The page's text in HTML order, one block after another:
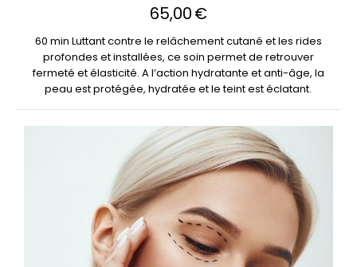
65,00€
60 min Luttant contre le relâchement cutané et les rides
profondes et installées, ce soin permet de retrouver
fermeté et élasticité. A l’action hydratante et anti-âge, la
peau est protégée, hydratée et le teint est éclatant.